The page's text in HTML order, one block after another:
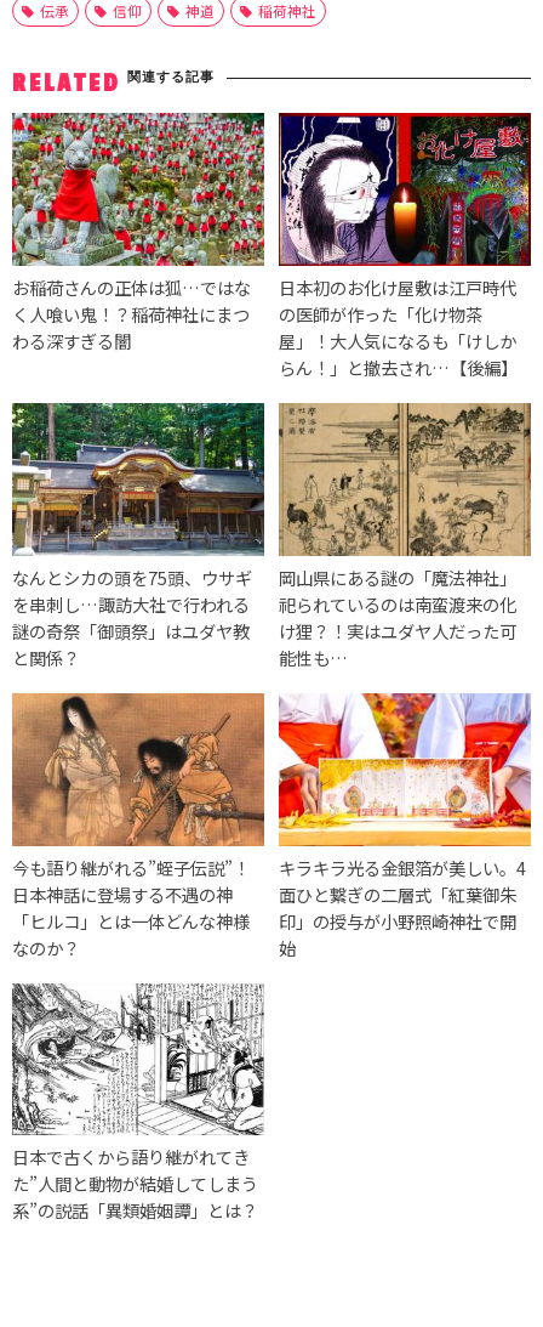
伝承 信仰 神道 稲荷神社
RELATED 関連する記事
お稲荷さんの正体は狐…ではな
く人喰い鬼！？稲荷神社にまつ
わる深すぎる闇
日本初のお化け屋敷は江戸時代
の医師が作った「化け物茶
屋」！大人気になるも「けしか
らん！」と撤去され…【後編】
なんとシカの頭を75頭、ウサギ
を串刺し…諏訪大社で行われる
謎の奇祭「御頭祭」はユダヤ教
と関係？
岡山県にある謎の「魔法神社」
祀られているのは南蛮渡来の化
け狸？！実はユダヤ人だった可
能性も…
今も語り継がれる”蛭子伝説”！
日本神話に登場する不遇の神
「ヒルコ」とは一体どんな神様
なのか？
キラキラ光る金銀箔が美しい。4
面ひと繋ぎの二層式「紅葉御朱
印」の授与が小野照崎神社で開
始
日本で古くから語り継がれてき
た”人間と動物が結婚してしまう
系”の説話「異類婚姻譚」とは？